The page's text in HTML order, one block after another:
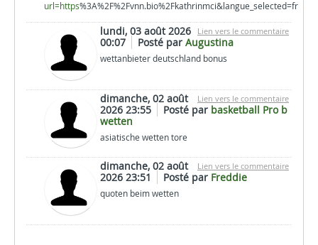
url=https%3A%2F%2Fvnn.bio%2Fkathrinmci&langue_selected=fr
Lien vers le commentaire
lundi, 03 août 2026
00:07
Posté par Augustina
wettanbieter deutschland bonus
Lien vers le commentaire
dimanche, 02 août
2026 23:55
Posté par basketball Pro b
wetten
asiatische wetten tore
Lien vers le commentaire
dimanche, 02 août
2026 23:51
Posté par Freddie
quoten beim wetten